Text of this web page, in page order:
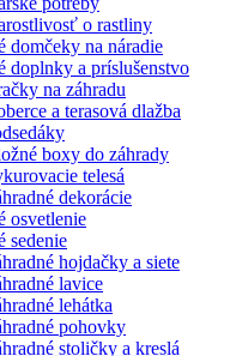
o rastliny
domčeky na náradie
doplnky a príslušenstvo
na záhradu
a terasová dlažba
boxy do záhrady
telesá
dekorácie
osvetlenie
sedenie
hojdačky a siete
lavice
lehátka
pohovky
stoličky a kreslá